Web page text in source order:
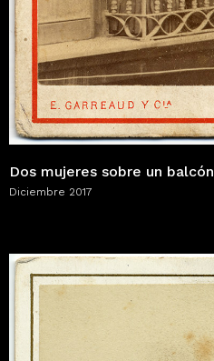
Dos mujeres sobre un balcón
Diciembre 2017